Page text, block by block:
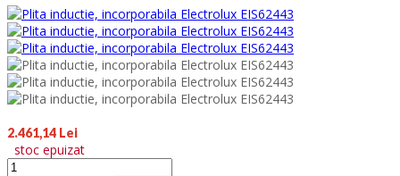
2.461,14 Lei
stoc epuizat